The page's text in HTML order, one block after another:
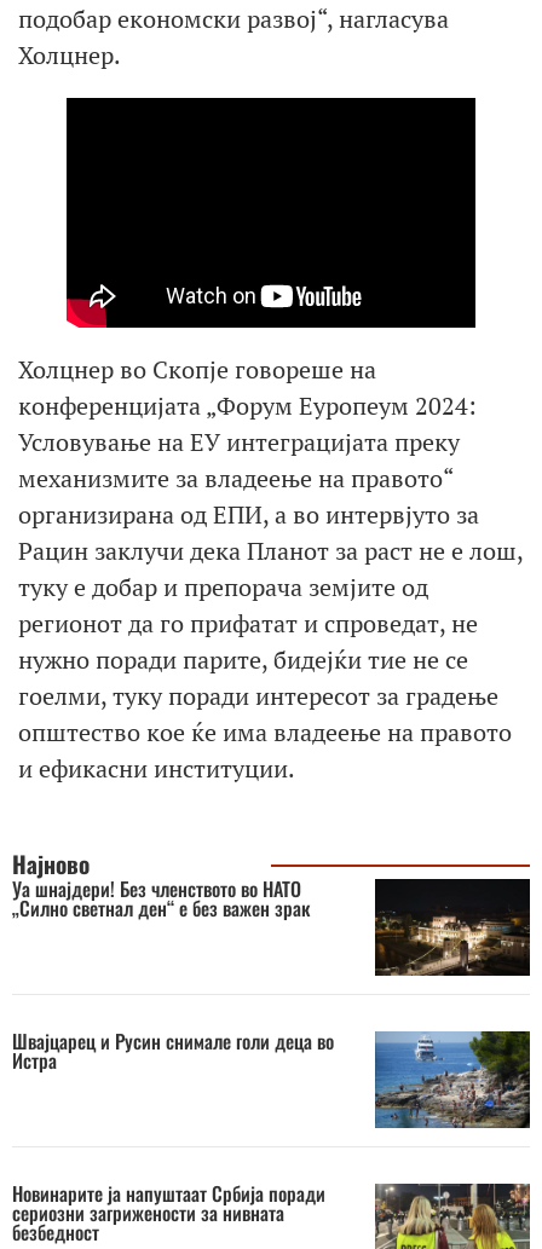
подобар економски развој“, нагласува
Холцнер.
Холцнер во Скопје говореше на
конференцијата „Форум Еуропеум 2024:
Условување на ЕУ интеграцијата преку
механизмите за владеење на правото“
организирана од ЕПИ, а во интервјуто за
Рацин заклучи дека Планот за раст не е лош,
туку е добар и препорача земјите од
регионот да го прифатат и спроведат, не
нужно поради парите, бидејќи тие не се
гоелми, туку поради интересот за градење
општество кое ќе има владеење на правото
и ефикасни институции.
Најново
Уа шнајдери! Без членството во НАТО
„Силно светнал ден“ е без важен зрак
Швајцарец и Русин снимале голи деца во
Истра
Новинарите ја напуштаат Србија поради
сериозни загрижености за нивната
безбедност